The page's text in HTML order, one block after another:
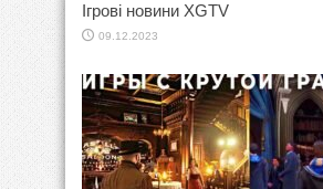
Ігрові новини XGTV
09.12.2023